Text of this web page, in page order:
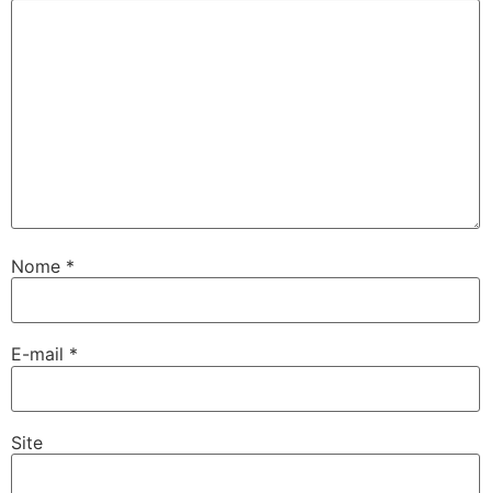
Nome *
E-mail *
Site